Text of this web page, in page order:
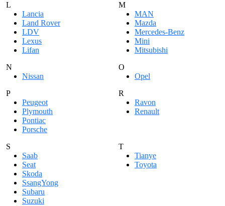
L
Lancia
Land Rover
LDV
Lexus
Lifan
M
MAN
Mazda
Mercedes-Benz
Mini
Mitsubishi
N
Nissan
O
Opel
P
Peugeot
Plymouth
Pontiac
Porsche
R
Ravon
Renault
S
Saab
Seat
Skoda
SsangYong
Subaru
Suzuki
T
Tianye
Toyota